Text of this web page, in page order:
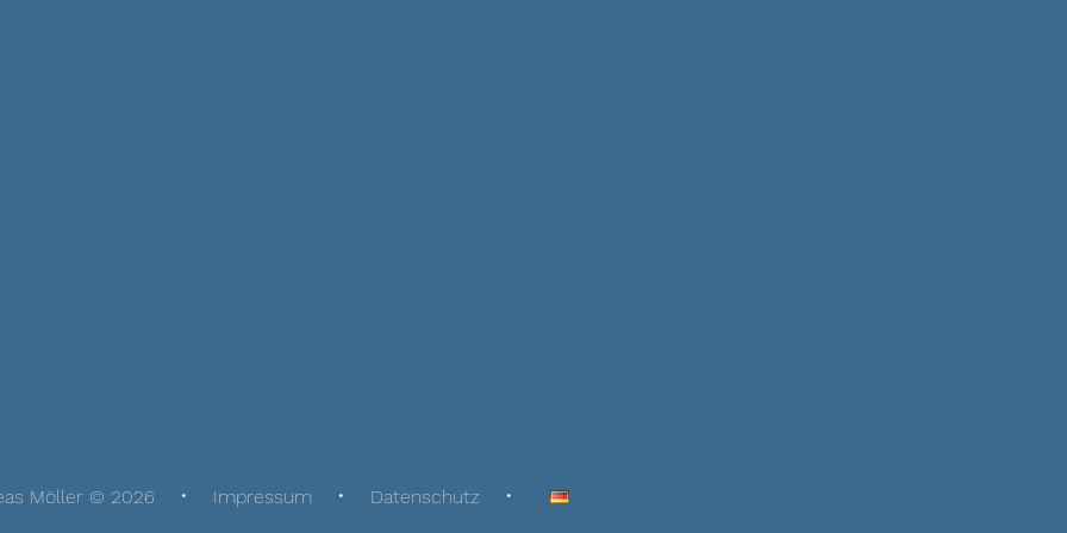
Möller © 2026 Impressum Datenschutz